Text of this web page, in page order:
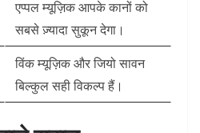
एप्पल म्यूज़िक आपके कानों को
सबसे ज़्यादा सुकून देगा।
विंक म्यूज़िक और जियो सावन
बिल्कुल सही विकल्प हैं।